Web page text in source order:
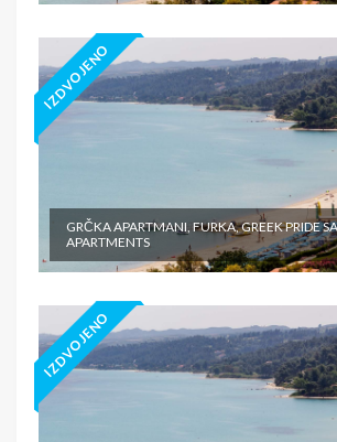
IZDVOJENO
GRČKA APARTMANI, FURKA, GREEK PRIDE
APARTMENTS
IZDVOJENO